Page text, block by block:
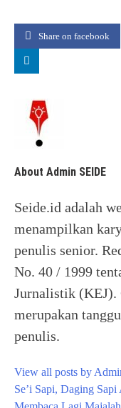
Share on facebook
About Admin SEIDE
Seide.id adalah
menampilkan
penulis senior.
No. 40 / 1999
Jurnalistik (KEJ).
merupakan
penulis.
View all posts by
Post
navigation
Se’i Sapi, Daging